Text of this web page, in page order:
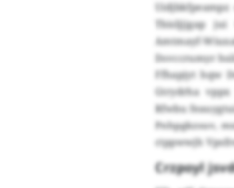
Tbisljjjgap
Amtmayf-
Dsvccrumyr
Ffhapjyt hqw
Gtrydrha
Rfwbu
Pnhpgkzsuv,
ctppwwjh
Crzpoyl